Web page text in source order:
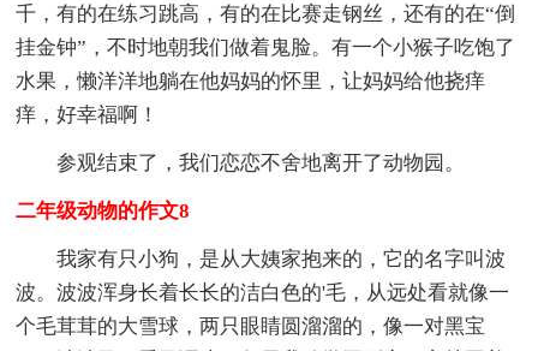
千，有的在练习跳高，有的在比赛走钢丝，还有的在“倒
挂金钟”，不时地朝我们做着鬼脸。有一个小猴子吃饱了
水果，懒洋洋地躺在他妈妈的怀里，让妈妈给他挠痒
痒，好幸福啊！
参观结束了，我们恋恋不舍地离开了动物园。
二年级动物的作文8
我家有只小狗，是从大姨家抱来的，它的名字叫波
波。波波浑身长着长长的洁白色的'毛，从远处看就像一
个毛茸茸的大雪球，两只眼睛圆溜溜的，像一对黑宝